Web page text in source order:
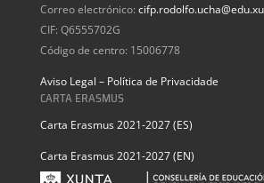
Correo electrónico:
CIF: Q6555702G
Código de centro: 15006778
Aviso Legal – Política de Privacidade
CARTA ERASMUS
Carta Erasmus 2021-2027 (ES)
Carta Erasmus 2021-2027 (EN)